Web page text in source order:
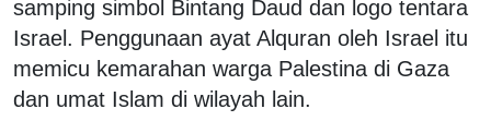
samping simbol Bintang Daud dan logo tentara
Israel. Penggunaan ayat Alquran oleh Israel itu
memicu kemarahan warga Palestina di Gaza
dan umat Islam di wilayah lain.